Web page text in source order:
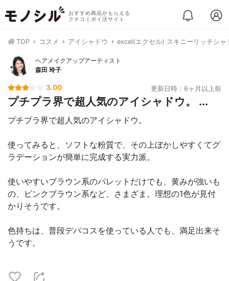
おすすめ商品がもらえる
クチコミポイ活サイト
TOP コスメ アイシャドウ excel(エクセル) スキニーリッチシャ
ヘアメイクアップアーティスト
森田 玲子
3.00 更新日時：6ヶ月以上前
プチプラ界で超人気のアイシャドウ。 ...
プチプラ界で超人気のアイシャドウ。
使ってみると、ソフトな粉質で、その上ぼかしやすくてグ
ラデーションが簡単に完成する実力派。
使いやすいブラウン系のパレットだけでも、黄みが強いも
の、ピンクブラウン系など、さまざま。理想の1色が見付
かりそうです。
色持ちは、普段デパコスを使っている人でも、満足出来そ
うです。